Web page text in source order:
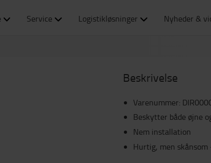
Service Logistikløsninger Nyheder &
Beskrivelse
Varenummer:
Beskytter både øjne
Nem installation
Hurtig, men